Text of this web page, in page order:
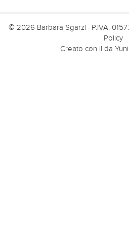
© 2026 Barbara Sgarzi · P.IVA.
Policy
Creato con il da